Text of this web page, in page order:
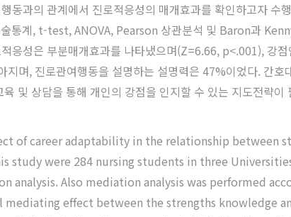
동과의 관계에서 진로적응성의 매개효과를 확인하고자 수
통계, t-test, ANOVA, Pearson 상관분석 및 Baron과
응성은 부분매개효과를 나타냈으며(Z=6.66, p<.001), 강
며, 진로관여행동을 설명하는 설명력은 47%이었다. 간
및 상담을 통해 개인의 강점을 인지할 수 있는 지도전략이
of career adaptability in the relationship between
were 284 nursing students in three
analysis. Also mediation analysis was performed
effect between the strengths knowledge